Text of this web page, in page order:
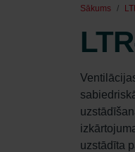
Sākums
uzstādīta